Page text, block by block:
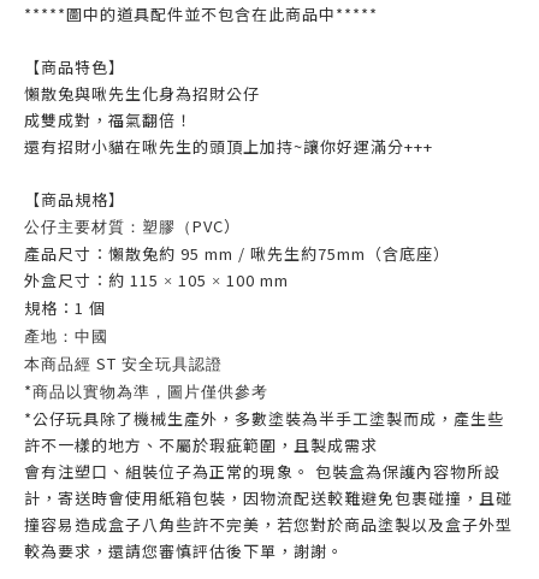
*****圖中的道具配件並不包含在此商品中*****
【商品特色】
懶散兔與啾先生化身為招財公仔
成雙成對，福氣翻倍！
還有招財小貓在啾先生的頭頂上加持~讓你好運滿分+++
【商品規格】
公仔主要材質：塑膠（ PVC）
產品尺寸：懶散兔約 95 mm / 啾先生約75mm（含底座）
外盒尺寸：約 115 × 105 × 100 mm
規格：1 個
產地：中國
本商品經 ST 安全玩具認證
*商品以實物為準，圖片僅供參考
*公仔玩具除了機械生產外，多數塗裝為半手工塗製而成，產生些
許不一樣的地方、不屬於瑕疵範圍，且製成需求
會有注塑口、組裝位子為正常的現象。 包裝盒為保護內容物所設
計，寄送時會使用紙箱包裝，因物流配送較難避免包裹碰撞，且碰
撞容易造成盒子八角些許不完美，若您對於商品塗製以及盒子外型
較為要求，還請您審慎評估後下單，謝謝。